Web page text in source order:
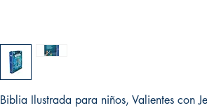
Biblia Ilustrada para niños, Valientes con